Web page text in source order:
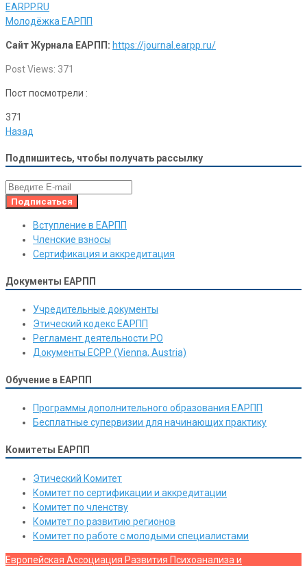
EARPP.RU
Молодёжка ЕАРПП
Сайт Журнала ЕАРПП: https://journal.earpp.ru/
Post Views: 371
Пост посмотрели :
371
Назад
Подпишитесь, чтобы получать рассылку
Вступление в ЕАРПП
Членские взносы
Сертификация и аккредитация
Документы ЕАРПП
Учредительные документы
Этический кодекс ЕАРПП
Регламент деятельности РО
Документы ЕСРР (Vienna, Austria)
Обучение в ЕАРПП
Программы дополнительного образования ЕАРПП
Бесплатные супервизии для начинающих практику
Комитеты ЕАРПП
Этический Комитет
Комитет по сертификации и аккредитации
Комитет по членству
Комитет по развитию регионов
Комитет по работе с молодыми специалистами
Европейская Ассоциация Развития Психоанализа и